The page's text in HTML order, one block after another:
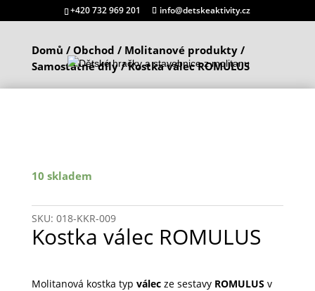
+420 732 969 201 info@detskeaktivity.cz
Domů / Obchod / Molitanové produkty/
Samostatné díly/ Kostka válec ROMULUS
10 skladem
SKU: 018-KKR-009
Kostka válec ROMULUS
Molitanová kostka typ válec ze sestavy ROMULUS v